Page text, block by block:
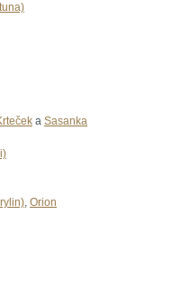
a Sasanka
, Orion